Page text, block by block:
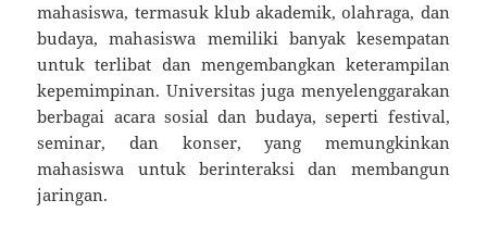
mahasiswa, termasuk klub akademik, olahraga, dan
budaya, mahasiswa memiliki banyak kesempatan
untuk terlibat dan mengembangkan keterampilan
kepemimpinan. Universitas juga menyelenggarakan
berbagai acara sosial dan budaya, seperti festival,
seminar, dan konser, yang memungkinkan
mahasiswa untuk berinteraksi dan membangun
jaringan.